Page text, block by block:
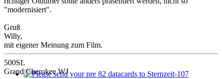
"modernisiert".
Gruß
Willy,
mit eigener Meinung zum Film.
500SL
Grand Cherokee WJ